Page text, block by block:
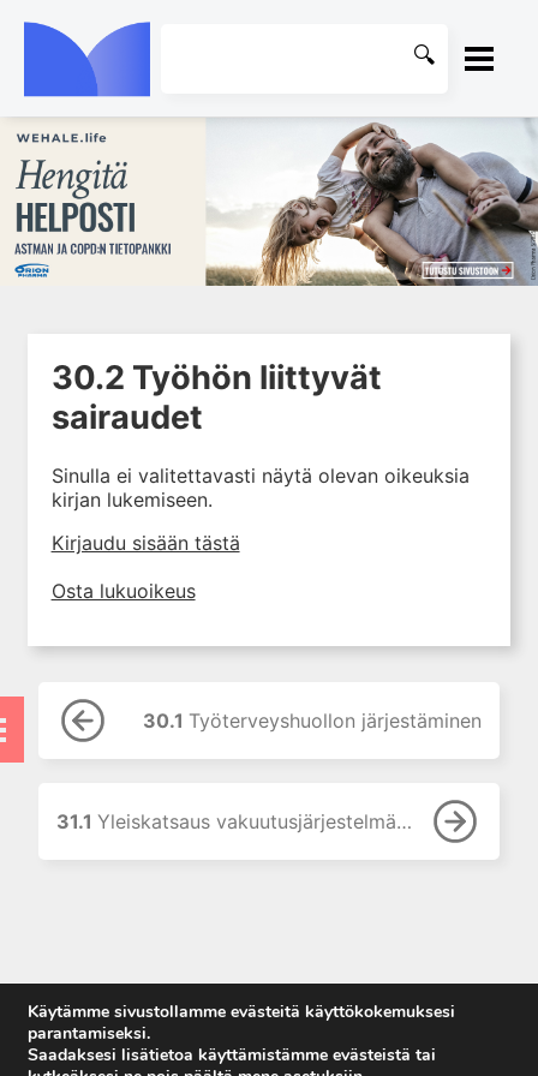
ETUSIVU
KIRJASTO
OHJEET
1. Ensihoito
2. Sydän- ja verisuonitaudit
3. Keuhkosairaudet
6. Reumasairaudet
7. Fysiatria
8. Neurologia
9. Neurokirurgia
10. Silmätaudit
12. Korva-, nenä- ja
sairaudet
14. Endokrinologia
15. Veritaudit
17. Matkailulääketiede
21. Lastentaudit
22. Lastenneuvola ja
kouluterveydenhuolto
30.2 Työhön liittyvät
sairaudet
Sinulla ei valitettavasti näytä olevan oikeuksia
kirjan lukemiseen.
Kirjaudu sisään tästä
Osta lukuoikeus
30.1 Työterveyshuollon järjestäminen
31.1Yleiskatsaus vakuutusjärjestelmään
Käytämme sivustollamme evästeitä käyttökokemuksesi
parantamiseksi.
Saadaksesi lisätietoa käyttämistämme evästeistä tai